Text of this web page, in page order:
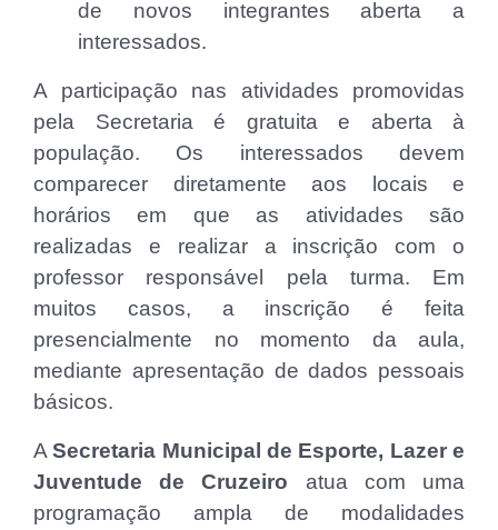
de novos integrantes aberta a
interessados.
A participação nas atividades promovidas
pela Secretaria é gratuita e aberta à
população. Os interessados devem
comparecer diretamente aos locais e
horários em que as atividades são
realizadas e realizar a inscrição com o
professor responsável pela turma. Em
muitos casos, a inscrição é feita
presencialmente no momento da aula,
mediante apresentação de dados pessoais
básicos.
ASecretaria Municipal de Esporte, Lazer e
Juventude de Cruzeiro atua com uma
programação ampla de modalidades